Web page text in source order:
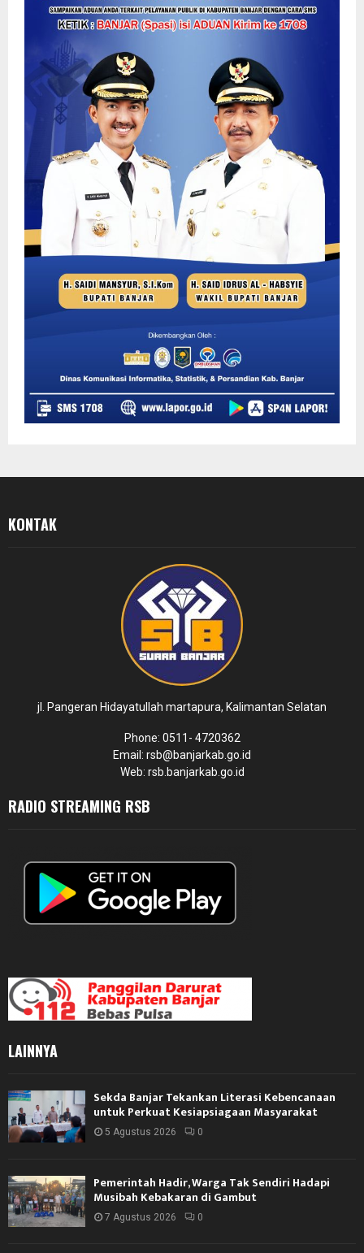
KONTAK
jl. Pangeran Hidayatullah martapura, Kalimantan Selatan
Phone: 0511- 4720362
Email: rsb@banjarkab.go.id
Web: rsb.banjarkab.go.id
RADIO STREAMING RSB
LAINNYA
Sekda Banjar Tekankan Literasi Kebencanaan
untuk Perkuat Kesiapsiagaan Masyarakat
5 Agustus 2026 0
Pemerintah Hadir, Warga Tak Sendiri Hadapi
Musibah Kebakaran di Gambut
7 Agustus 2026 0